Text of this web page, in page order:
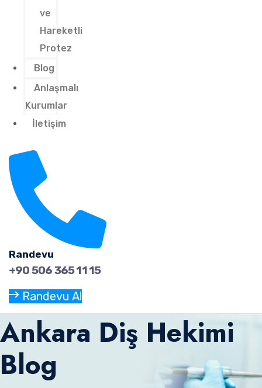
ve
Hareketli
Protez
Blog
Anlaşmalı
Kurumlar
İletişim
Randevu
+90 506 365 11 15
Randevu Al
Ankara Diş Hekimi
Blog